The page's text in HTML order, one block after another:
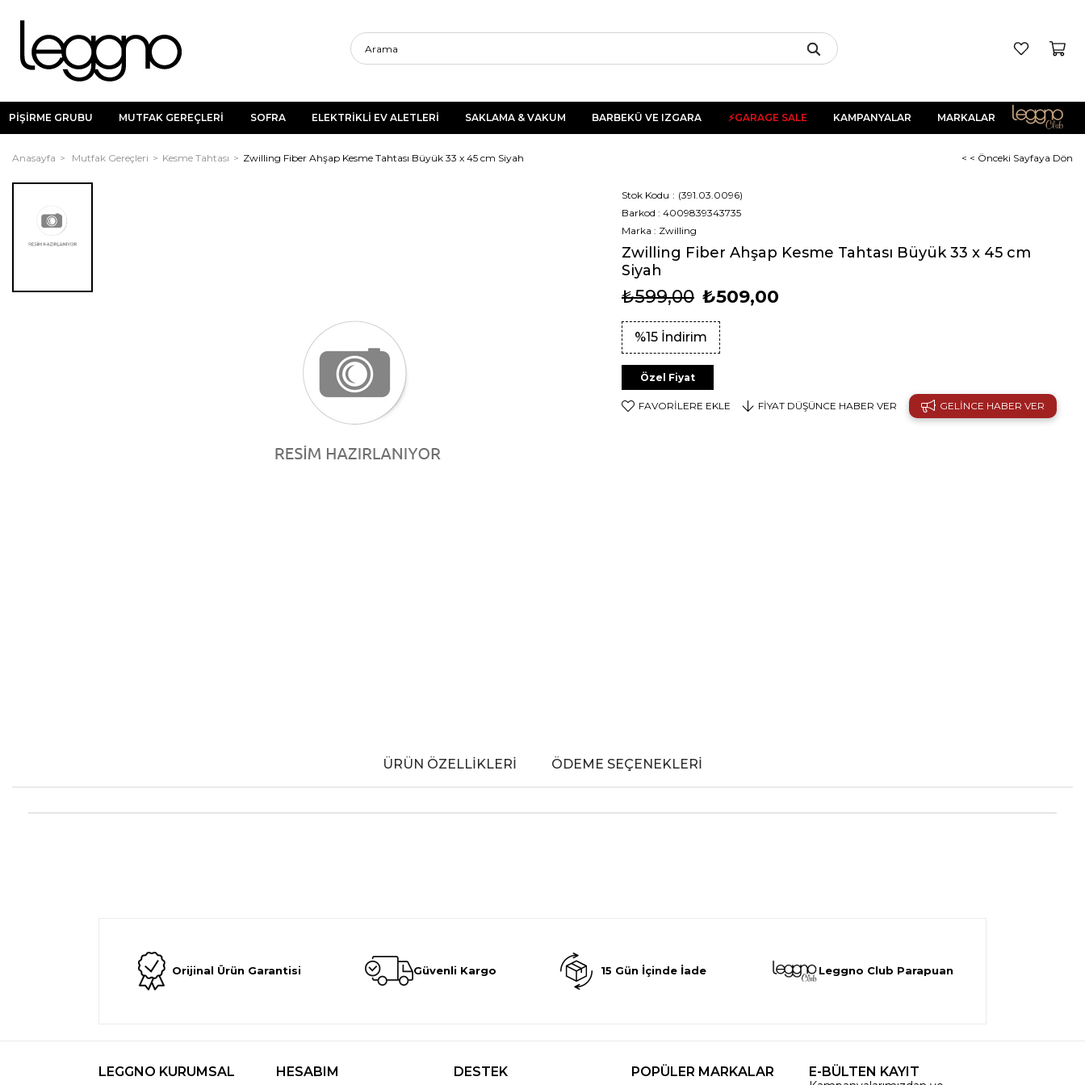
PİŞİRME GRUBU MUTFAK GEREÇLERİ SOFRA ELEKTRİKLİ EV ALETLERİ SAKLAMA & VAKUM BARBEKÜ VE IZGARA ⚡GARAGE SALE KAMPANYALAR MARKALAR
Anasayfa Mutfak Gereçleri Kesme Tahtası Zwilling Fiber Ahşap Kesme Tahtası Büyük 33 x 45 cm Siyah < < Önceki Sayfaya Dön
Stok Kodu
(391.03.0096)
Barkod : 4009839343735
Marka : Zwilling
Zwilling Fiber Ahşap Kesme Tahtası Büyük 33 x 45 cm
Siyah
%15 İndirim
₺599,00 ₺509,00
Özel Fiyat
FAVORILERE EKLE FIYAT DÜŞÜNCE HABER VER GELINCE HABER VER
ÜRÜN ÖZELLIKLERI ÖDEME SEÇENEKLERI
Orijinal Ürün Garantisi Güvenli Kargo 15 Gün İçinde İade Leggno Club Parapuan
LEGGNO KURUMSAL HESABIM DESTEK POPÜLER MARKALAR E-BÜLTEN KAYIT